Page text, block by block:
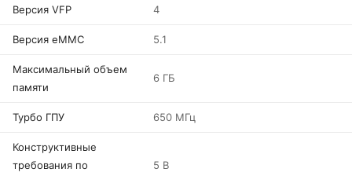
Версия VFP 4
Версия eMMC 5.1
Максимальный объем
памяти
6 ГБ
Турбо ГПУ 650 МГц
Конструктивные
требования по
5 В